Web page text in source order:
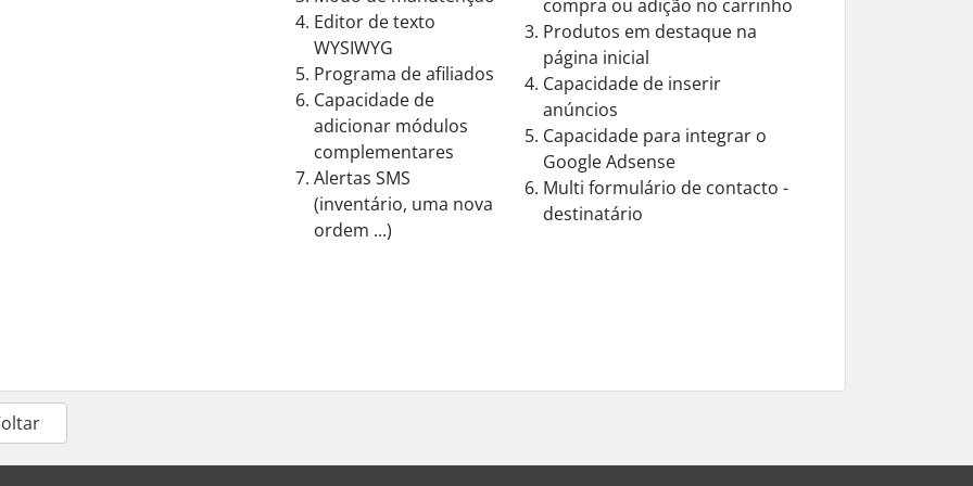
Editor de texto
WYSIWYG
Programa de afiliados
Capacidade de
adicionar módulos
complementares
Alertas SMS
(inventário, uma nova
ordem ...)
compra ou adição no carrinho
Produtos em destaque na
página inicial
Capacidade de inserir
anúncios
Capacidade para integrar o
Google Adsense
Multi formulário de contacto -
destinatário